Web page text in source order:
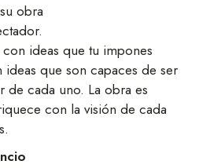
obra
ideas que tu impones
que son capaces de ser
de cada uno. La obra es
con la visión de cada